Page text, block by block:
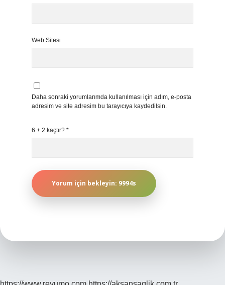
Web Sitesi
Daha sonraki yorumlarımda kullanılması için adım, e-posta
adresim ve site adresim bu tarayıcıya kaydedilsin.
6 + 2 kaçtır? *